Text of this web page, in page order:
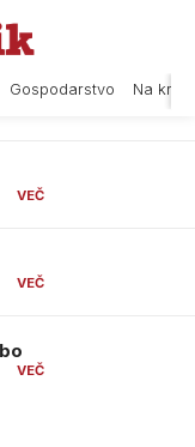
Gospodarstvo Na